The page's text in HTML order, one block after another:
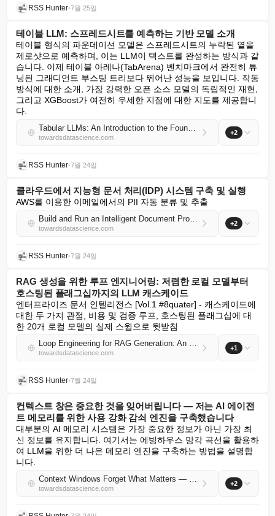
RSS Hunter•7월 25일
테이블 LLM: 스프레드시트를 예측하는 기반 모델 소개
테이블 형식의 파운데이션 모델은 스프레드시트의 누락된 열을
제로샷으로 예측하며, 이는 LLM이 텍스트를 완성하는 방식과 같
습니다. 이제 테이블 아레나(TabArena) 벤치마크에서 완전히 튜
닝된 그래디언트 부스팅 트리보다 뛰어난 성능을 보입니다. 작동
방식에 대한 소개, 가장 강력한 오픈 소스 모델의 독립적인 재현,
그리고 XGBoost가 여전히 우세한 지점에 대한 지도를 제공합니
다.
Tabular LLMs: An Introduction to the Foundation Models That Predict Your Spreadsheet
towardsdatascience.com
+2
RSS Hunter•7월 24일
클라우드에서 지능형 문서 처리(IDP) 시스템 구축 및 실행
AWS를 이용한 이메일에서의 PII 자동 분류 및 추출
Build and Run an Intelligent Document Processing (IDP) System in the Cloud
towardsdatascience.com
+2
RSS Hunter•7월 24일
RAG 생성을 위한 루프 엔지니어링: 저렴한 로컬 모델부터
호스팅된 플래그십까지의 LLM 캐스케이드
엔터프라이즈 문서 인텔리전스 [Vol.1 #8quater] - 캐스케이드에
대한 두 가지 관점, 비용 및 검증 루프, 호스팅된 플래그십에 대
한 20개 로컬 모델의 실제 스윕으로 뒷받침
Loop Engineering for RAG Generation: An LLM Cascade from a Cheap Local Model Up to a Hosted Flagship
towardsdatascience.com
+1
RSS Hunter•7월 24일
컨텍스트 창은 중요한 것을 잊어버립니다 — 저는 AI 에이전
트 메모리를 위한 사용 강화 감쇠 엔진을 구축했습니다
대부분의 AI 메모리 시스템은 가장 중요한 정보가 아닌 가장 최
신 정보를 유지합니다. 여기서는 에빙하우스 망각 곡선을 활용하
여 LLM을 위한 더 나은 메모리 엔진을 구축하는 방법을 설명합
니다.
Context Windows Forget What Matters — I Built a Usage-Reinforced Decay Engine for AI Agent Memory
towardsdatascience.com
+2